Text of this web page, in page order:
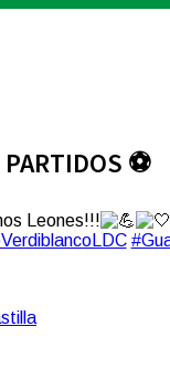
⚽
Leones!!!